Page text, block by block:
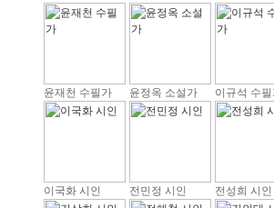
윤재천 수필가 윤정옥 소설가 이규석 수
이국화 시인 전민정 시인 전성희 시인